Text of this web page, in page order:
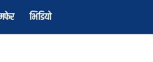
भिडियो